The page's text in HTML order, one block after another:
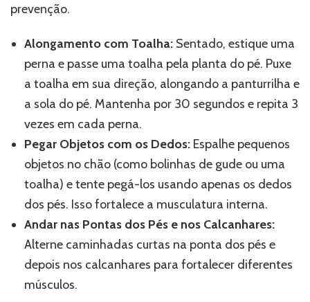
prevenção.
Alongamento com Toalha: Sentado, estique uma
perna e passe uma toalha pela planta do pé. Puxe
a toalha em sua direção, alongando a panturrilha e
a sola do pé. Mantenha por 30 segundos e repita 3
vezes em cada perna.
Pegar Objetos com os Dedos: Espalhe pequenos
objetos no chão (como bolinhas de gude ou uma
toalha) e tente pegá-los usando apenas os dedos
dos pés. Isso fortalece a musculatura interna.
Andar nas Pontas dos Pés e nos Calcanhares:
Alterne caminhadas curtas na ponta dos pés e
depois nos calcanhares para fortalecer diferentes
músculos.